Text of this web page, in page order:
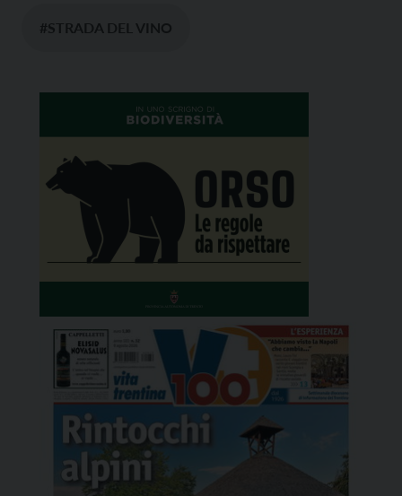
#STRADA DEL VINO